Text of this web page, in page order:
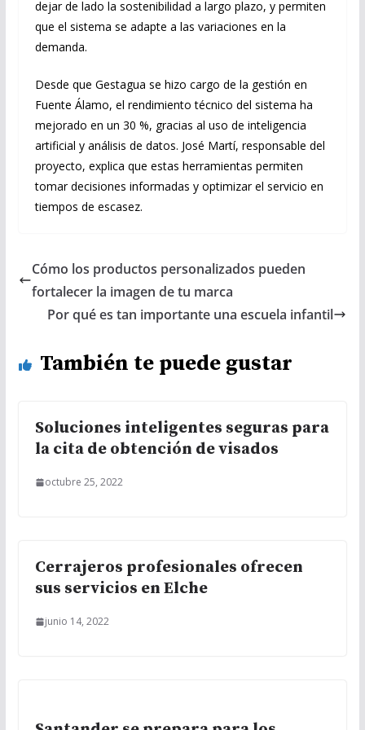
dejar de lado la sostenibilidad a largo plazo, y permiten
que el sistema se adapte a las variaciones en la
demanda.
Desde que Gestagua se hizo cargo de la gestión en
Fuente Álamo, el rendimiento técnico del sistema ha
mejorado en un 30 %, gracias al uso de inteligencia
artificial y análisis de datos. José Martí, responsable del
proyecto, explica que estas herramientas permiten
tomar decisiones informadas y optimizar el servicio en
tiempos de escasez.
Cómo los productos personalizados pueden
fortalecer la imagen de tu marca
Por qué es tan importante una escuela infantil
También te puede gustar
Soluciones inteligentes seguras para
la cita de obtención de visados
octubre 25, 2022
Cerrajeros profesionales ofrecen
sus servicios en Elche
junio 14, 2022